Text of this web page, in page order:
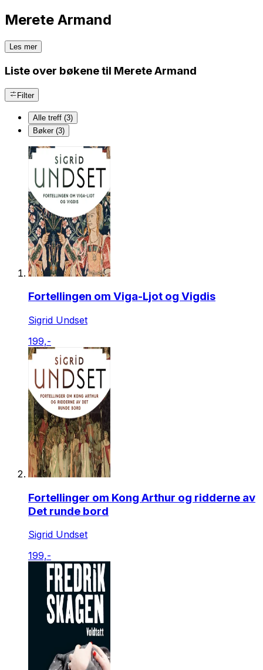
Merete Armand
Les mer
Liste over bøkene til Merete Armand
Filter
Alle treff (3)
Bøker (3)
Fortellingen om Viga-Ljot og Vigdis
Sigrid Undset
199,-
Fortellinger om Kong Arthur og ridderne av
Det runde bord
Sigrid Undset
199,-